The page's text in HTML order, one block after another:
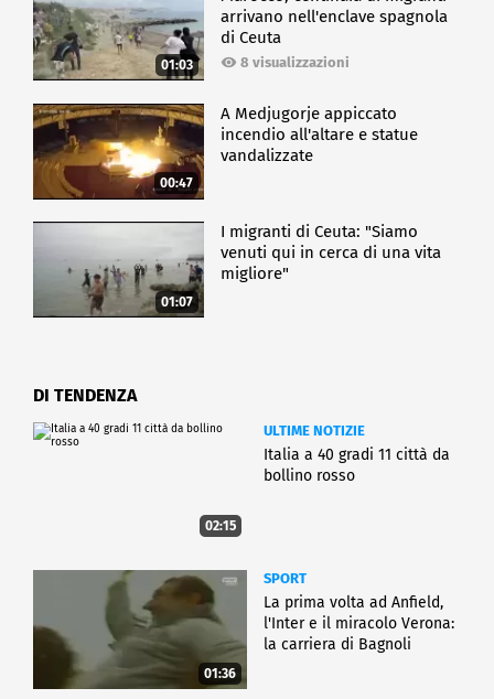
01:03
arrivano nell'enclave spagnola
di Ceuta
8 visualizzazioni
00:47
A Medjugorje appiccato
incendio all'altare e statue
vandalizzate
01:07
I migranti di Ceuta: "Siamo
venuti qui in cerca di una vita
migliore"
DI TENDENZA
02:15
ULTIME NOTIZIE
Italia a 40 gradi 11 città da
bollino rosso
01:36
SPORT
La prima volta ad Anfield,
l'Inter e il miracolo Verona:
la carriera di Bagnoli